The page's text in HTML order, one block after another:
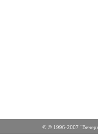
© © 1996-2007